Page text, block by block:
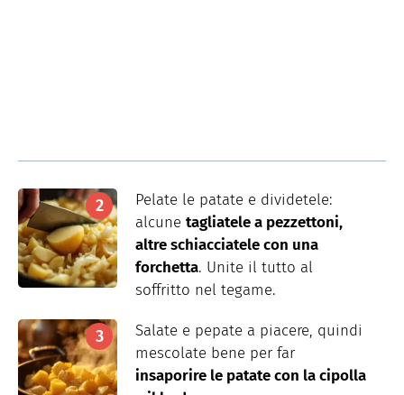
Pelate le patate e dividetele:
alcune tagliatele a pezzettoni,
altre schiacciatele con una
forchetta. Unite il tutto al
soffritto nel tegame.
Salate e pepate a piacere, quindi
mescolate bene per far
insaporire le patate con la cipolla